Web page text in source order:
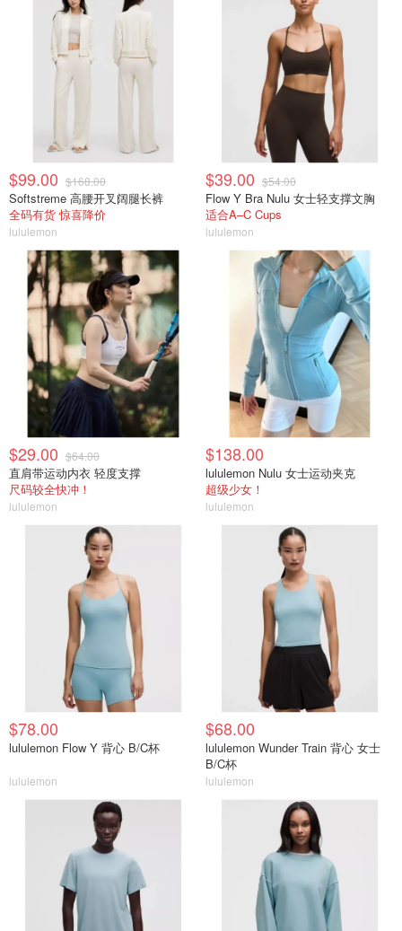
$99.00 $168.00
Softstreme 高腰开叉阔腿长裤
全码有货 惊喜降价
lululemon
$39.00 $54.00
Flow Y Bra Nulu 女士轻支撑文胸
适合A–C Cups
lululemon
$29.00 $64.00
直肩带运动内衣 轻度支撑
尺码较全快冲！
lululemon
$138.00
lululemon Nulu 女士运动夹克
超级少女！
lululemon
$78.00
lululemon Flow Y 背心 B/C杯
lululemon
$68.00
lululemon Wunder Train 背心 女士
B/C杯
lululemon